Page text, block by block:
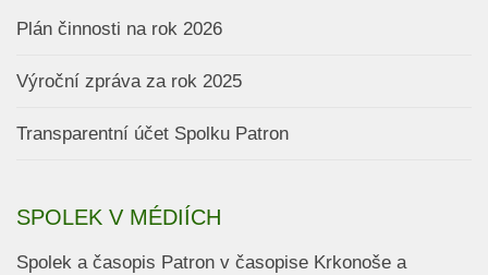
Plán činnosti na rok 2026
Výroční zpráva za rok 2025
Transparentní účet Spolku Patron
SPOLEK V MÉDIÍCH
Spolek a časopis Patron v časopise Krkonoše a